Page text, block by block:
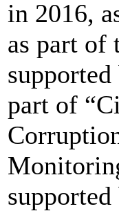
in 2016,
as part of
part of